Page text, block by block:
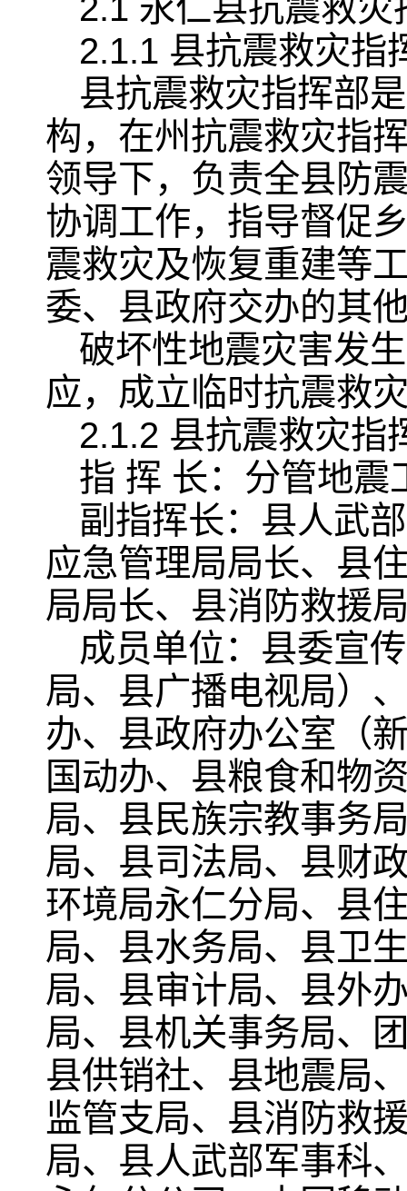
2.1.1 县抗震救灾指
县抗震救灾指挥部
构，在州抗震救灾指
领导下，负责全县防
协调工作，指导督促
震救灾及恢复重建等
委、县政府交办的其
破坏性地震灾害发
应，成立临时抗震救
2.1.2 县抗震救灾指
指 挥 长：分管地震
副指挥长：县人武
应急管理局局长、县
局局长、县消防救援
成员单位：县委宣
局、县广播电视局）
办、县政府办公室（
国动办、县粮食和物
局、县民族宗教事务
局、县司法局、县财
环境局永仁分局、县
局、县水务局、县卫
局、县审计局、县外
局、县机关事务局、
县供销社、县地震局
监管支局、县消防救
局、县人武部军事科